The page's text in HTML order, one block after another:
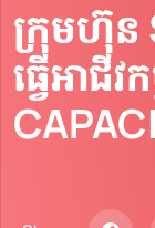
ក្រុមហ៊ុន
ធ្វើអាជី